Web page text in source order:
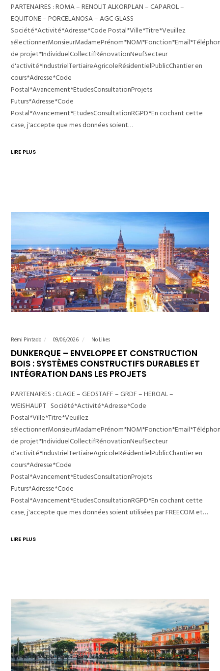
PARTENAIRES : ROMA – RENOLIT ALKORPLAN – CAPAROL –
EQUITONE – PORCELANOSA – AGC GLASS
Société*Activité*Adresse*Code Postal*Ville*Titre*Veuillez
de projet*IndividuelCollectifRénovationNeufSecteur
d'activité*IndustrielTertiaireAgricoleRésidentielPublicChantier en
cours*Adresse*Code
Postal*Avancement*EtudesConsultationProjets
Futurs*Adresse*Code
Postal*Avancement*EtudesConsultationRGPD*En cochant cette
case, j'accepte que mes données soient…
LIRE PLUS
Rémi Pintado 09/06/2026 No Likes
DUNKERQUE – ENVELOPPE ET CONSTRUCTION
BOIS : SYSTÈMES CONSTRUCTIFS DURABLES ET
INTÉGRATION DANS LES PROJETS
PARTENAIRES : CLAGE – GEOSTAFF – GRDF – HEROAL –
WEISHAUPT Société*Activité*Adresse*Code
Postal*Ville*Titre*Veuillez
de projet*IndividuelCollectifRénovationNeufSecteur
d'activité*IndustrielTertiaireAgricoleRésidentielPublicChantier en
cours*Adresse*Code
Postal*Avancement*EtudesConsultationProjets
Futurs*Adresse*Code
Postal*Avancement*EtudesConsultationRGPD*En cochant cette
case, j'accepte que mes données soient utilisées par FREECOM et…
LIRE PLUS